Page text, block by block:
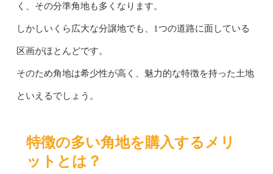
く、その分準角地も多くなります。
しかしいくら広大な分譲地でも、1つの道路に面している
区画がほとんどです。
そのため角地は希少性が高く、魅力的な特徴を持った土地
といえるでしょう。
特徴の多い角地を購入するメリ
ットとは？